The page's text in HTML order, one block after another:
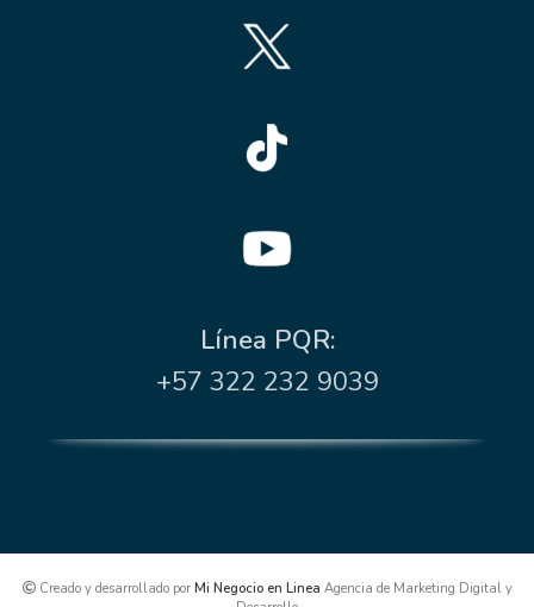
Línea PQR:
+57 322 232 9039
Creado y desarrollado por Mi Negocio en Linea Agencia de Marketing Digital y